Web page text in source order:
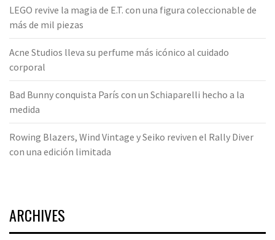
LEGO revive la magia de E.T. con una figura coleccionable de
más de mil piezas
Acne Studios lleva su perfume más icónico al cuidado
corporal
Bad Bunny conquista París con un Schiaparelli hecho a la
medida
Rowing Blazers, Wind Vintage y Seiko reviven el Rally Diver
con una edición limitada
ARCHIVES